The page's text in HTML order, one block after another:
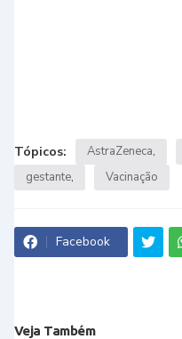
Tópicos: AstraZeneca
gestante
Vacinação
Facebook
Veja Também